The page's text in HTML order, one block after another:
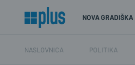
NOVA GRADIŠKA
NASLOVNICA POLITIKA